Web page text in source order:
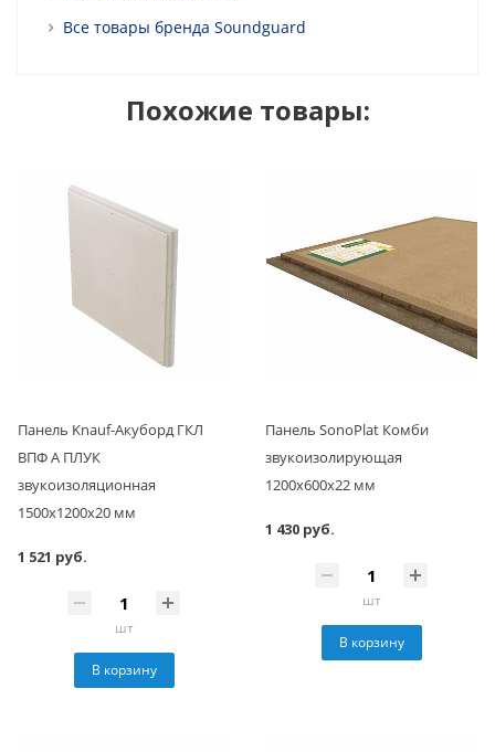
Все товары бренда Soundguard
Похожие товары:
Панель Knauf-Акуборд ГКЛ
ВПФ А ПЛУК
звукоизоляционная
1500х1200х20 мм
1 521 руб.
шт
В корзину
Панель SonoPlat Комби
звукоизолирующая
1200х600х22 мм
1 430 руб.
шт
В корзину